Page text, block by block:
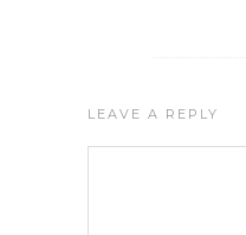
LEAVE A REPLY